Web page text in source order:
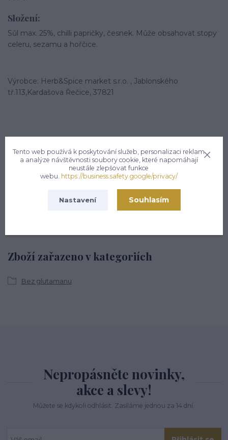
Složení:
Sůl max. 25%, chilli papričky, česnek. Může obsahovat stopy
celeru, sezamu a hořčice.
Výrobce: Herb&Spice market s.r.o. , Jablonského
tř.113,Kardašova Řečice, 37821
Zboží zařazeno v kategoriích
Bez glutamanu
Potřebujete poradit?
+420 722 936 923
(Po-Pá, 8-16 hod.)
Nepropásněte novinky,
akce a slevy!
Můžete se kdykoli odhlásit. Zasíláme jednou za 14 dní.
Tento web používá k poskytování služeb, personalizaci reklam
a analýze návštěvnosti soubory cookie, které napomáhají
neustále zlepšovat funkce
webu. https://business.safety.google/privacy/
Nastavení Souhlasím